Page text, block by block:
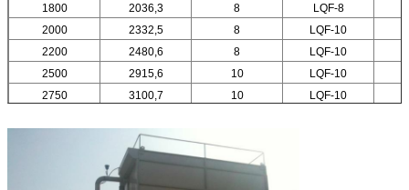
1800
2036,3 8 LQF-8
2000
2332,5 8 LQF-10
2200
2480,6 8 LQF-10
2500
2915,6 10 LQF-10
2750
3100,7 10 LQF-10